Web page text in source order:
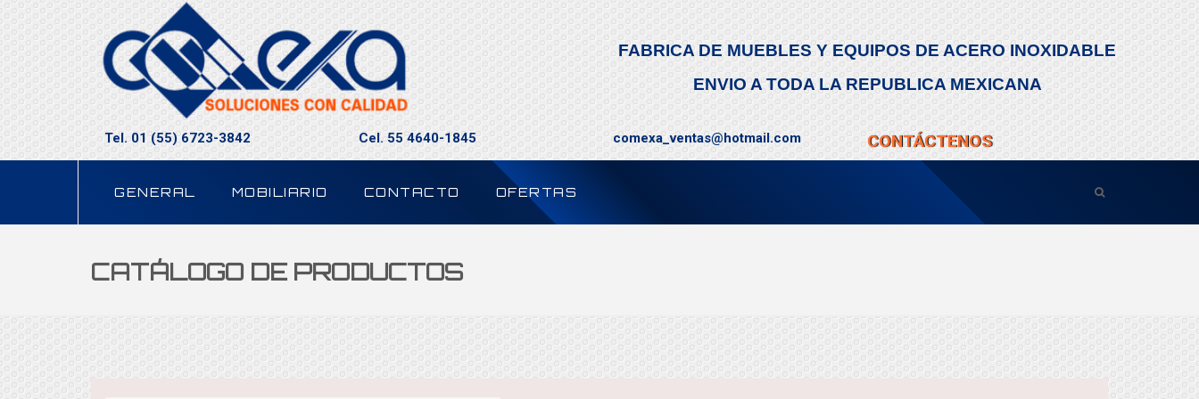
FABRICA DE MUEBLES Y EQUIPOS DE ACERO INOXIDABLE
ENVIO A TODA LA REPUBLICA MEXICANA
Tel. 01 (55) 6723-3842 Cel. 55 4640-1845 comexa_ventas@hotmail.com CONTÁCTENOS
GENERAL MOBILIARIO CONTACTO OFERTAS
CATÁLOGO DE PRODUCTOS